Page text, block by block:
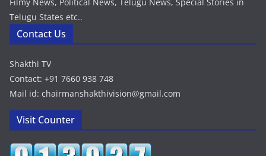
Telugu States etc..
Contact Us
Shakthi TV
Contact: +91 7660 938 748
Mail id: chairmanshakthivision@gmail.com
Visit Counter